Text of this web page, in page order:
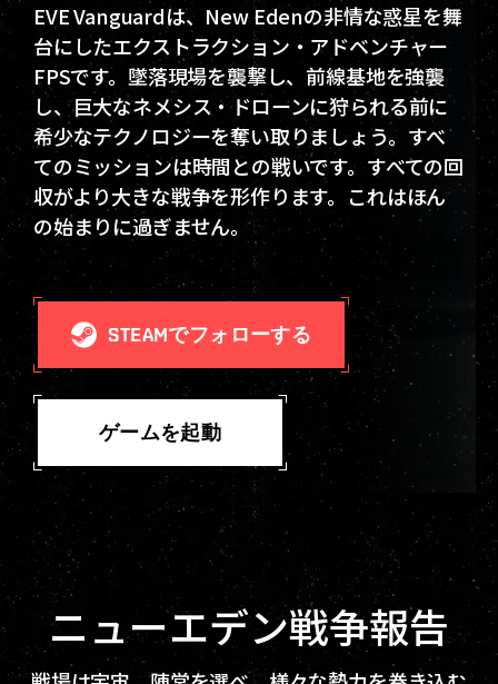
EVE Vanguardは、New Edenの非情な惑星を舞
台にしたエクストラクション・アドベンチャー
FPSです。墜落現場を襲撃し、前線基地を強襲
し、巨大なネメシス・ドローンに狩られる前に
希少なテクノロジーを奪い取りましょう。すべ
てのミッションは時間との戦いです。すべての回
収がより大きな戦争を形作ります。これはほん
の始まりに過ぎません。
STEAMでフォローする
ゲームを起動
ニューエデン戦争報告